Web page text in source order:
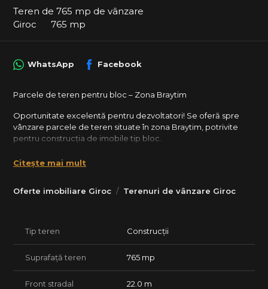
Teren de 765 mp de vânzare
Giroc
765 mp
Oferte imobiliare Giroc Terenuri de vânzare Giroc
WhatsApp Facebook
Parcele de teren pentru bloc – Zona Braytim
Oportunitate excelentă pentru dezvoltatori! Se oferă spre
vânzare parcele de teren situate în zona Braytim, potrivite
pentru construcția de imobile tip bloc.
Suprafețe disponibile: între 765 mp și 940 mp
Front stradal: între 20 și 22 ml
Parametri urbanistici:
CUT: 1,6
Terenurile sunt amplasate într-o zonă în plină dezvoltare, cu
acces facil și potențial ridicat pentru investiție rezidențială.
Preț: 140 euro/mp – negociabil
Citește mai mult
Tip teren Construcții
Suprafață teren 765 mp
Front stradal 22.0 m